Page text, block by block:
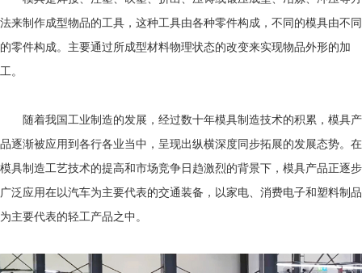
法来制作成型物品的工具，这种工具由各种零件构成，不同的模具由不同
的零件构成。主要通过所成型材料物理状态的改变来实现物品外形的加
工。
随着我国工业制造的发展，经过数十年模具制造技术的积累，模具产
品逐渐被应用到各行各业当中，呈现出纵横深度同步拓展的发展态势。在
模具制造工艺技术的提高和市场竞争日趋激烈的背景下，模具产品正逐步
广泛应用在以汽车为主要代表的交通装备，以家电、消费电子和塑料制品
为主要代表的轻工产品之中。